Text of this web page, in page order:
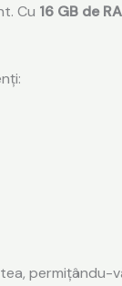
Cu 16 GB de
permițându-